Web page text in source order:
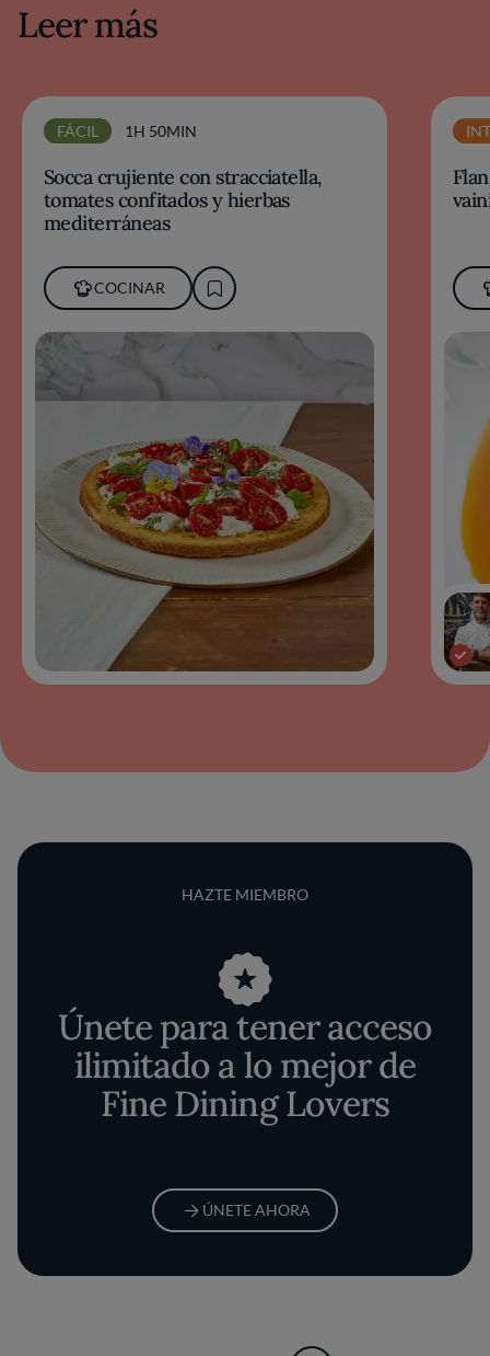
Leer más
FÁCIL 1H 50MIN
Socca crujiente con stracciatella,
tomates confitados y hierbas
mediterráneas
COCINAR
HAZTE MIEMBRO
Únete para tener acceso
ilimitado a lo mejor de
Fine Dining Lovers
ÚNETE AHORA